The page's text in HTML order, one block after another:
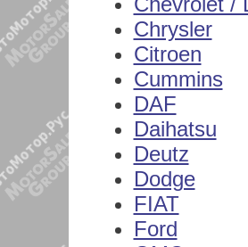
Chrysler
Citroen
Cummins
DAF
Daihatsu
Deutz
Dodge
FIAT
Ford